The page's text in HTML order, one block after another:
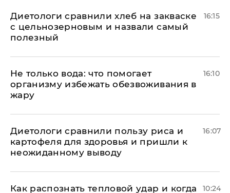
Диетологи сравнили хлеб на закваске
с цельнозерновым и назвали самый
полезный
16:15
Не только вода: что помогает
организму избежать обезвоживания в
жару
16:10
Диетологи сравнили пользу риса и
картофеля для здоровья и пришли к
неожиданному выводу
16:07
Как распознать тепловой удар и когда
10:24